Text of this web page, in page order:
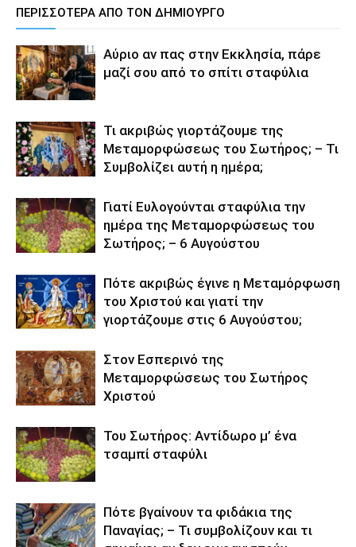
ΠΕΡΙΣΣΟΤΕΡΑ ΑΠΟ ΤΟΝ ΔΗΜΙΟΥΡΓΟ
Αύριο αν πας στην Εκκλησία, πάρε
μαζί σου από το σπίτι σταφύλια
Τι ακριβώς γιορτάζουμε της
Μεταμορφώσεως του Σωτήρος; – Τι
Συμβολίζει αυτή η ημέρα;
Γιατί Ευλογούνται σταφύλια την
ημέρα της Μεταμορφώσεως του
Σωτήρος; – 6 Αυγούστου
Πότε ακριβώς έγινε η Μεταμόρφωση
του Χριστού και γιατί την
γιορτάζουμε στις 6 Αυγούστου;
Στον Εσπερινό της
Μεταμορφώσεως του Σωτήρος
Χριστού
Του Σωτήρος: Αντίδωρο μ’ ένα
τσαμπί σταφύλι
Πότε βγαίνουν τα φιδάκια της
Παναγίας; – Τι συμβολίζουν και τι